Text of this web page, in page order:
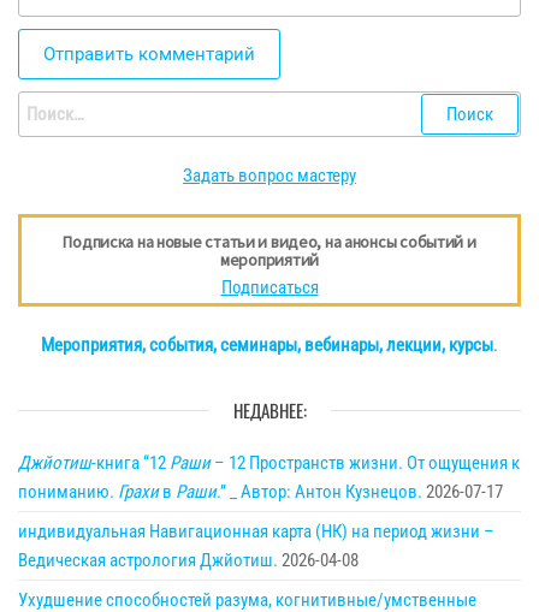
Найти:
Задать вопрос мастеру
Подписка на новые статьи и видео, на анонсы событий и
мероприятий
Подписаться
Мероприятия, события, семинары, вебинары, лекции, курсы.
НЕДАВНЕЕ:
Джйотиш-книга “12 Раши– 12 Пространств жизни. От ощущения к
пониманию. Грахив Раши.” _ Автор: Антон Кузнецов. 2026-07-17
индивидуальная Навигационная карта (НК) на период жизни –
Ведическая астрология Джйотиш. 2026-04-08
Ухудшение способностей разума, когнитивные/умственные